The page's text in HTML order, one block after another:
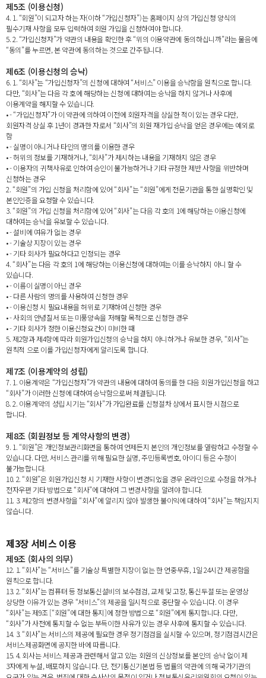
제5조 (이용신청)
4. 1. “회원”이 되고자 하는 자(이하 “가입신청자”)는 홈페이지 상의 가입신청 양식의
필수기재 사항을 모두 입력하여 회원 가입을 신청하여야 합니다.
5. 2. “가입신청자”가 약관의 내용을 확인한 후 “위의 이용약관에 동의하십니까”라는 물음에
“동의”를 누르면, 본 약관에 동의하는 것으로 간주됩니다.
제6조 (이용신청의 승낙)
6. 1. “회사”는 “가입신청자”의 신청에 대하여 “서비스” 이용을 승낙함을 원칙으로 합니다.
다만, “회사”는 다음 각 호에 해당하는 신청에 대하여는 승낙을 하지 않거나 사후에
이용계약을 해지할 수 있습니다.
• - “가입신청자”가 이 약관에 의하여 이전에 회원자격을 상실한 적이 있는 경우 다만,
회원자격 상실 후 1년이 경과한 자로서 “회사”의 회원 재가입 승낙을 얻은 경우에는 예외로
함
• - 실명이 아니거나 타인의 명의를 이용한 경우
• - 허위의 정보를 기재하거나, “회사”가 제시하는 내용을 기재하지 않은 경우
• - 이용자의 귀책사유로 인하여 승인이 불가능하거나 기타 규정한 제반 사항을 위반하며
신청하는 경우
2. “회원”의 가입 신청을 처리함에 있어 “회사”는 “회원”에게 전문기관을 통한 실명확인 및
본인인증을 요청할 수 있습니다.
3. “회원”의 가입 신청을 처리함에 있어 “회사”는 다음 각 호의 1에 해당하는 이용신청에
대하여는 승낙을 유보할 수 있습니다.
• - 설비에 여유가 없는 경우
• - 기술상 지장이 있는 경우
• - 기타 회사가 필요하다고 인정되는 경우
4. “회사”는 다음 각 호의 1에 해당하는 이용신청에 대하여는 이를 승낙하지 아니 할 수
있습니다.
• - 이름이 실명이 아닌 경우
• - 다른 사람의 명의를 사용하여 신청한 경우
• - 이용신청 시 필요내용을 허위로 기재하여 신청한 경우
• - 사회의 안녕질서 또는 미풍양속을 저해할 목적으로 신청한 경우
• - 기타 회사가 정한 이용신청요건이 미비한 때
5. 제2항과 제4항에 따라 회원가입신청의 승낙을 하지 아니하거나 유보한 경우, “회사”는
원칙적 으로 이를 가입신청자에게 알리도록 합니다.
제7조 (이용계약의 성립)
7. 1. 이용계약은 “가입신청자”가 약관의 내용에 대하여 동의를 한 다음 회원가입신청을 하고
“회사”가 이러한 신청에 대하여 승낙함으로써 체결됩니다.
8. 2. 이용계약의 성립 시기는 “회사”가 가입완료를 신청절차 상에서 표시한 시점으로
합니다.
제8조 (회원정보 등 계약사항의 변경)
9. 1. “회원”은 개인정보관리화면을 통하여 언제든지 본인의 개인정보를 열람하고 수정할 수
있습니다. 다만, 서비스 관리를 위해 필요한 실명, 주민등록번호, 아이디 등은 수정이
불가능합니다.
10. 2. “회원”은 회원가입신청 시 기재한 사항이 변경되었을 경우 온라인으로 수정을 하거나
전자우편 기타 방법으로 “회사”에 대하여 그 변경사항을 알려야 합니다.
11. 3. 제2항의 변경사항을 “회사”에 알리지 않아 발생한 불이익에 대하여 “회사”는 책임지지
않습니다.
제3장 서비스 이용
제9조 (회사의 의무)
12. 1. “회사”는 “서비스”를 기술상 특별한 지장이 없는 한 연중무휴, 1일 24시간 제공함을
원칙으로 합니다.
13. 2. “회사”는 컴퓨터 등 정보통신설비의 보수점검, 교체 및 고장, 통신두절 또는 운영상
상당한 이유가 있는 경우 “서비스”의 제공을 일시적으로 중단할 수 있습니다. 이 경우
“회사”는 제9조 [“회원”에 대한 통지]에 정한 방법으로 “회원”에게 통지합니다. 다만,
“회사”가 사전에 통지할 수 없는 부득이한 사유가 있는 경우 사후에 통지할 수 있습니다.
14. 3. “회사”는 서비스의 제공에 필요한 경우 정기점검을 실시할 수 있으며, 정기점검시간은
서비스제공화면에 공지한 바에 따릅니다.
15. 4. 회사는 서비스 제공과 관련해서 알고 있는 회원의 신상정보를 본인의 승낙 없이 제
3자에게 누설, 배포하지 않습니다. 단, 전기통신기본법 등 법률의 약관에 의해 국가기관의